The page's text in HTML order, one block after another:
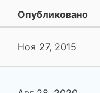
Опубликовано
Ноя 27, 2015